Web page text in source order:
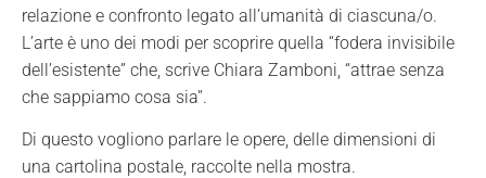
relazione e confronto legato all’umanità di ciascuna/o.
L’arte è uno dei modi per scoprire quella “fodera invisibile
dell’esistente” che, scrive Chiara Zamboni, “attrae senza
che sappiamo cosa sia”.
Di questo vogliono parlare le opere, delle dimensioni di
una cartolina postale, raccolte nella mostra.